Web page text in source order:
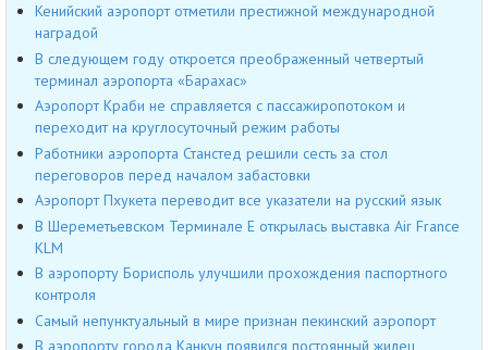
Кенийский аэропорт отметили престижной международной
наградой
В следующем году откроется преображенный четвертый
терминал аэропорта «Барахас»
Аэропорт Краби не справляется с пассажиропотоком и
переходит на круглосуточный режим работы
Работники аэропорта Станстед решили сесть за стол
переговоров перед началом забастовки
Аэропорт Пхукета переводит все указатели на русский язык
В Шереметьевском Терминале Е открылась выставка Air France
KLM
В аэропорту Борисполь улучшили прохождения паспортного
контроля
Cамый непунктуальный в мире признан пекинский аэропорт
В аэропорту города Канкун появился постоянный жилец